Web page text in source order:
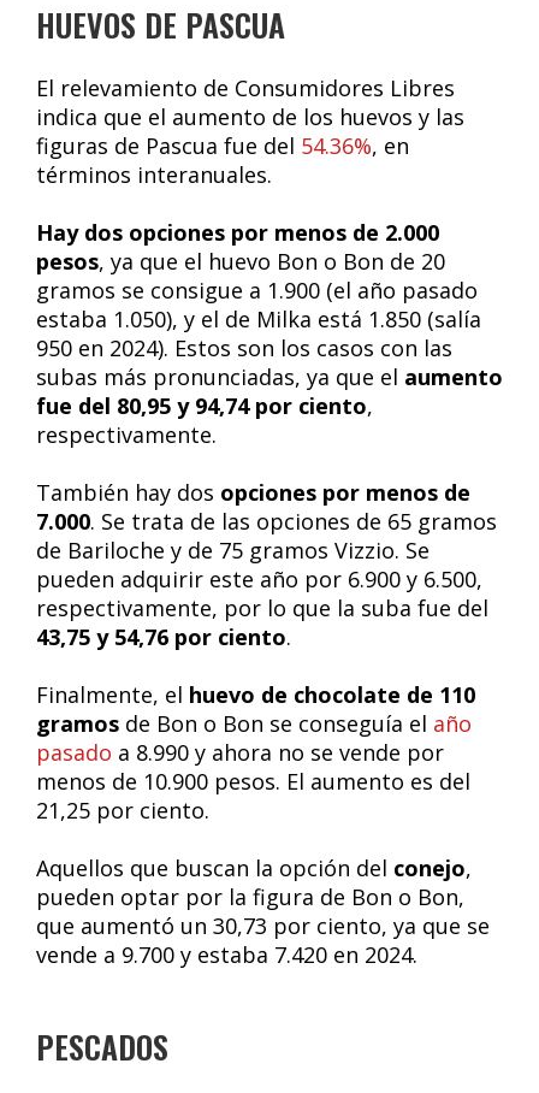
HUEVOS DE PASCUA
El relevamiento de Consumidores Libres
indica que el aumento de los huevos y las
figuras de Pascua fue del 54.36%, en
términos interanuales.
Hay dos opciones por menos de 2.000
pesos, ya que el huevo Bon o Bon de 20
gramos se consigue a 1.900 (el año pasado
estaba 1.050), y el de Milka está 1.850 (salía
950 en 2024). Estos son los casos con las
subas más pronunciadas, ya que el aumento
fue del 80,95 y 94,74 por ciento,
respectivamente.
También hay dos opciones por menos de
7.000. Se trata de las opciones de 65 gramos
de Bariloche y de 75 gramos Vizzio. Se
pueden adquirir este año por 6.900 y 6.500,
respectivamente, por lo que la suba fue del
43,75 y 54,76 por ciento.
Finalmente, el huevo de chocolate de 110
gramos de Bon o Bon se conseguía el año
pasado a 8.990 y ahora no se vende por
menos de 10.900 pesos. El aumento es del
21,25 por ciento.
Aquellos que buscan la opción del conejo,
pueden optar por la figura de Bon o Bon,
que aumentó un 30,73 por ciento, ya que se
vende a 9.700 y estaba 7.420 en 2024.
PESCADOS